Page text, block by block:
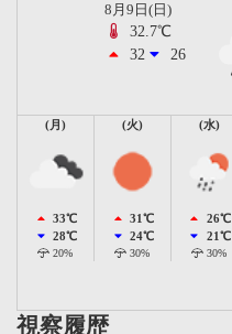
8月9日(日)
32.7℃
32
26
(月)
33℃
28℃
20%
(火)
31℃
24℃
30%
(水)
26℃
21℃
30%
視察履歴